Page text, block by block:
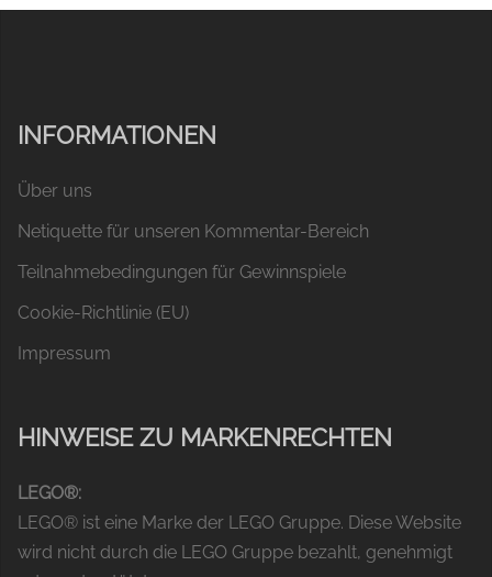
INFORMATIONEN
Über uns
Netiquette für unseren Kommentar-Bereich
Teilnahmebedingungen für Gewinnspiele
Cookie-Richtlinie (EU)
Impressum
HINWEISE ZU MARKENRECHTEN
LEGO®:
LEGO® ist eine Marke der LEGO Gruppe. Diese Website
wird nicht durch die LEGO Gruppe bezahlt, genehmigt